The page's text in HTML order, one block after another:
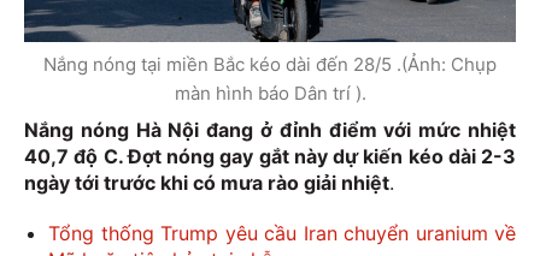
Nắng nóng tại miền Bắc kéo dài đến 28/5 .(Ảnh: Chụp
màn hình báo Dân trí ).
Nắng nóng Hà Nội đang ở đỉnh điểm với mức nhiệt
40,7 độ C. Đợt nóng gay gắt này dự kiến kéo dài 2-3
ngày tới trước khi có mưa rào giải nhiệt.
Tổng thống Trump yêu cầu Iran chuyển uranium về